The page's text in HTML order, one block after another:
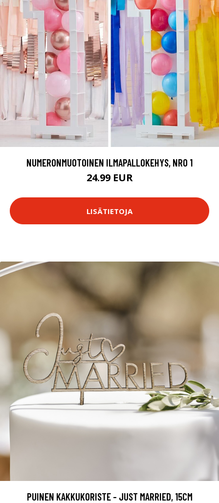
NUMERONMUOTOINEN ILMAPALLOKEHYS, NRO 1
24.99 EUR
LISÄTIETOJA
PUINEN KAKKUKORISTE - JUST MARRIED, 15CM